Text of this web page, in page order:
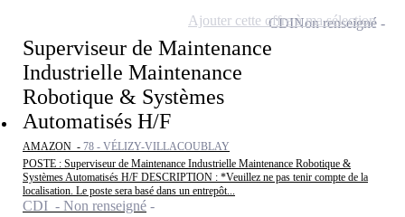
Superviseur de Maintenance
Industrielle Maintenance
Robotique & Systèmes
Automatisés H/F
AMAZON - 78 - VÉLIZY-VILLACOUBLAY
POSTE : Superviseur de Maintenance Industrielle Maintenance Robotique &
Systèmes Automatisés H/F DESCRIPTION : *Veuillez ne pas tenir compte de la
localisation. Le poste sera basé dans un entrepôt...
CDI - Non renseigné
CDINon renseigné
Ajouter cette offre à ma sélection